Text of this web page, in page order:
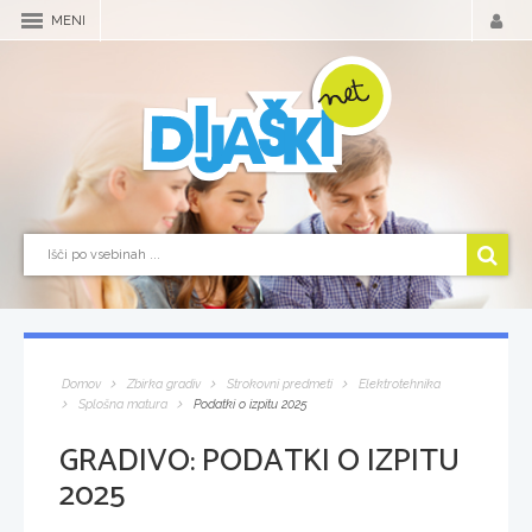
MENI
Domov Zbirka gradiv Strokovni predmeti
Elektrotehnika
Splošna matura
Podatki o izpitu 2025
GRADIVO:PODATKI O IZPITU
2025